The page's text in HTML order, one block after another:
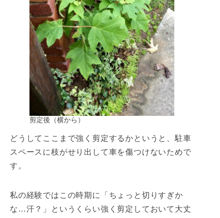
剪定後（横から）
どうしてここまで強く剪定するかというと、駐車
スペースに枝がせり出して車を傷つけないためで
す。
私の経験ではこの時期に「ちょっと切りすぎか
な…汗？」というくらい強く剪定しておいて大丈